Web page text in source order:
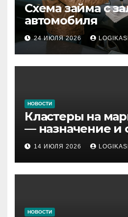
Схема займа с
автомобиля
24 ИЮЛЯ 2026
НОВОСТИ
Кластеры на
— назначение и
ранжирования
14 ИЮЛЯ 2026
НОВОСТИ